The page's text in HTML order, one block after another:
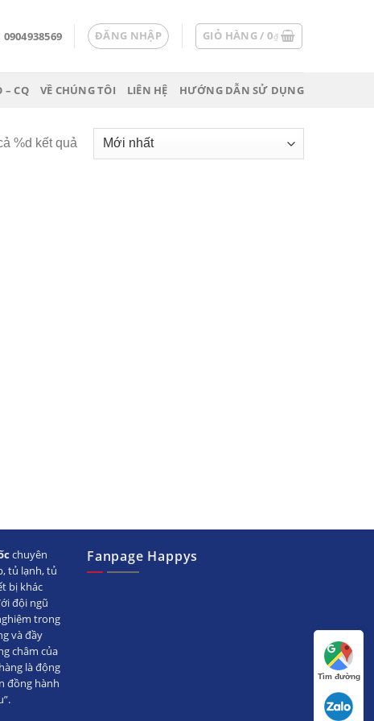
0904938569 ĐĂNG NHẬP GIỎ HÀNG /0₫
– CQ VỀ CHÚNG TÔI LIÊN HỆ HƯỚNG DẪN SỬ DỤNG
%d kết quả
chuyên
tủ lạnh, tủ
bị khác
đội ngũ
trong
và đầy
châm của
là động
đồng hành
Fanpage Happys
Tìm đường